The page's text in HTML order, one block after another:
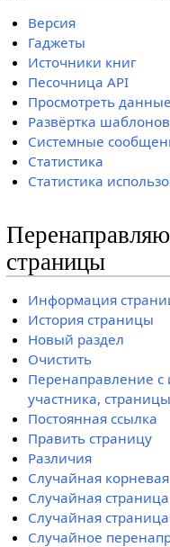
Версия
Гаджеты
Источники книг
Песочница API
Просмотреть
Развёртка шаблонов
Системные
Статистика
Статистика
страницы
Информация
История страницы
Новый раздел
Очистить
Перенаправление с
участника,
Постоянная ссылка
Править страницу
Различия
Случайная
Случайная страница
Случайная
Случайное